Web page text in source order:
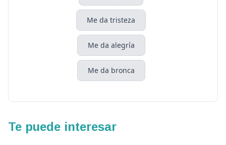
Me da tristeza
Me da alegría
Me da bronca
Te puede interesar